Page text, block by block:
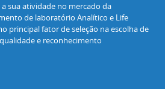
sua atividade no mercado da
de laboratório Analítico e Life
principal fator de seleção na escolha de
e reconhecimento